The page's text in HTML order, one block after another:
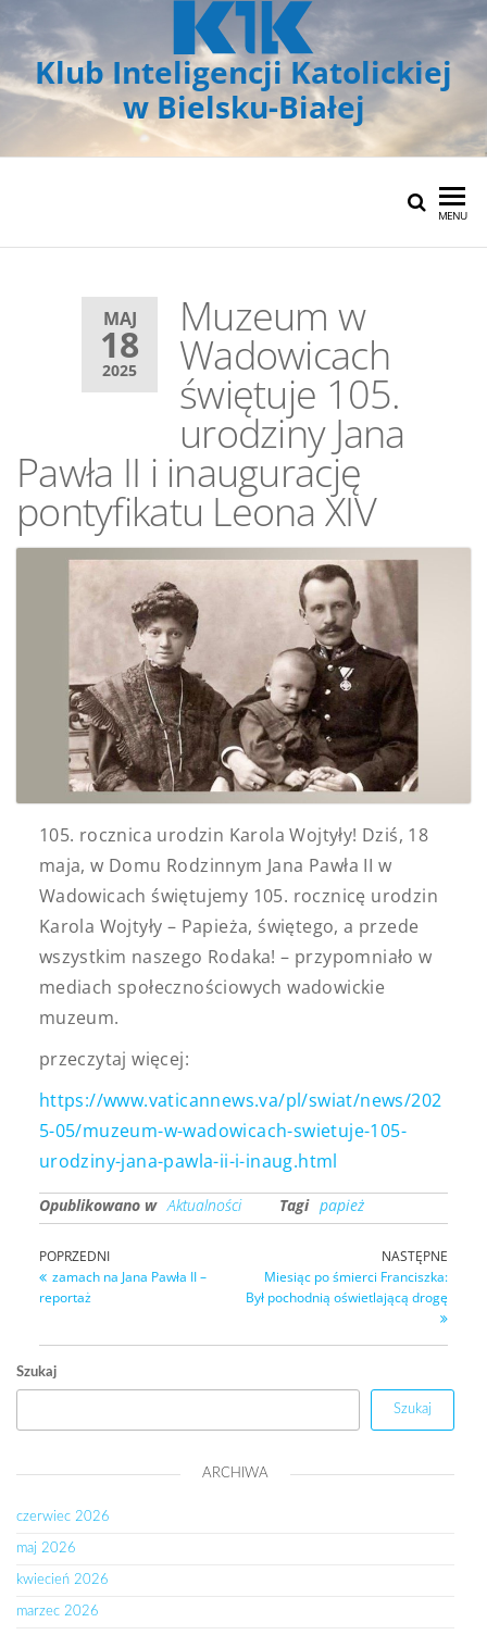
Klub Inteligencji Katolickiej
w Bielsku-Białej
MENU
MAJ
18
2025
Muzeum w
Wadowicach
świętuje 105.
urodziny Jana
Pawła II i inaugurację
pontyfikatu Leona XIV
105. rocznica urodzin Karola Wojtyły! Dziś, 18
maja, w Domu Rodzinnym Jana Pawła II w
Wadowicach świętujemy 105. rocznicę urodzin
Karola Wojtyły – Papieża, świętego, a przede
wszystkim naszego Rodaka! – przypomniało w
mediach społecznościowych wadowickie
muzeum.
przeczytaj więcej:
https://www.vaticannews.va/pl/swiat/news/202
5-05/muzeum-w-wadowicach-swietuje-105-
urodziny-jana-pawla-ii-i-inaug.html
Opublikowano w Aktualności Tagi papież
POPRZEDNI
zamach na Jana Pawła II –
reportaż
NASTĘPNE
Miesiąc po śmierci Franciszka:
Był pochodnią oświetlającą drogę
Szukaj
Szukaj
ARCHIWA
czerwiec 2026
maj 2026
kwiecień 2026
marzec 2026